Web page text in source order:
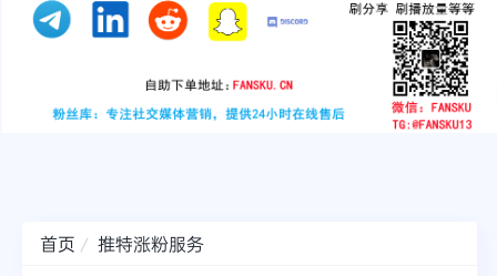
tiktok
youtube
instagram
首页
推特涨粉服务